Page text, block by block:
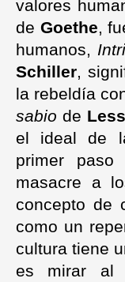
valores
de Goethe,
humanos,
Schiller,
la rebeldía
sabio de
el ideal de
primer
masacre a
concepto de
como un
cultura tiene
es mirar al